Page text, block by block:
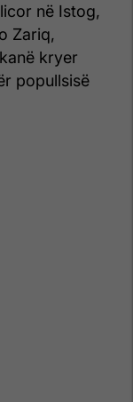
në Istog,
Zariq,
kryer
popullsisë